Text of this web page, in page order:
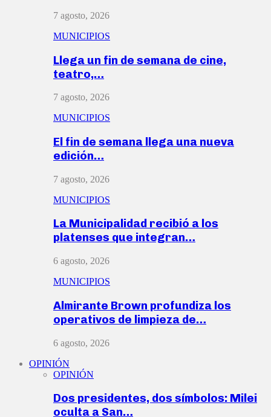
7 agosto, 2026
MUNICIPIOS
Llega un fin de semana de cine,
teatro,…
7 agosto, 2026
MUNICIPIOS
El fin de semana llega una nueva
edición…
7 agosto, 2026
MUNICIPIOS
La Municipalidad recibió a los
platenses que integran…
6 agosto, 2026
MUNICIPIOS
Almirante Brown profundiza los
operativos de limpieza de…
6 agosto, 2026
OPINIÓN
OPINIÓN
Dos presidentes, dos símbolos: Milei
oculta a San…